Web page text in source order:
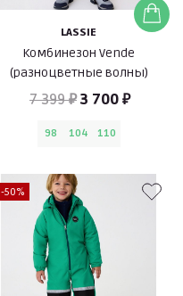
LASSIE
Комбинезон Vende
(разноцветные волны)
7 399 ₽3 700 ₽
98 104 110
-50%